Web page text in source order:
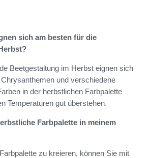
sich am besten für die
Beetgestaltung im Herbst eignen sich
und verschiedene
in der herbstlichen Farbpalette
Temperaturen gut überstehen.
Farbpalette in meinem
zu kreieren, können Sie mit